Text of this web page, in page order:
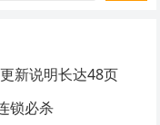
新说明长达48页
锁必杀